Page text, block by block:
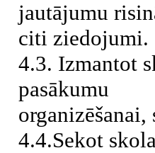
jautājumu
citi ziedojumi.
4.3. Izmantot
pasākumu
4.4.Sekot